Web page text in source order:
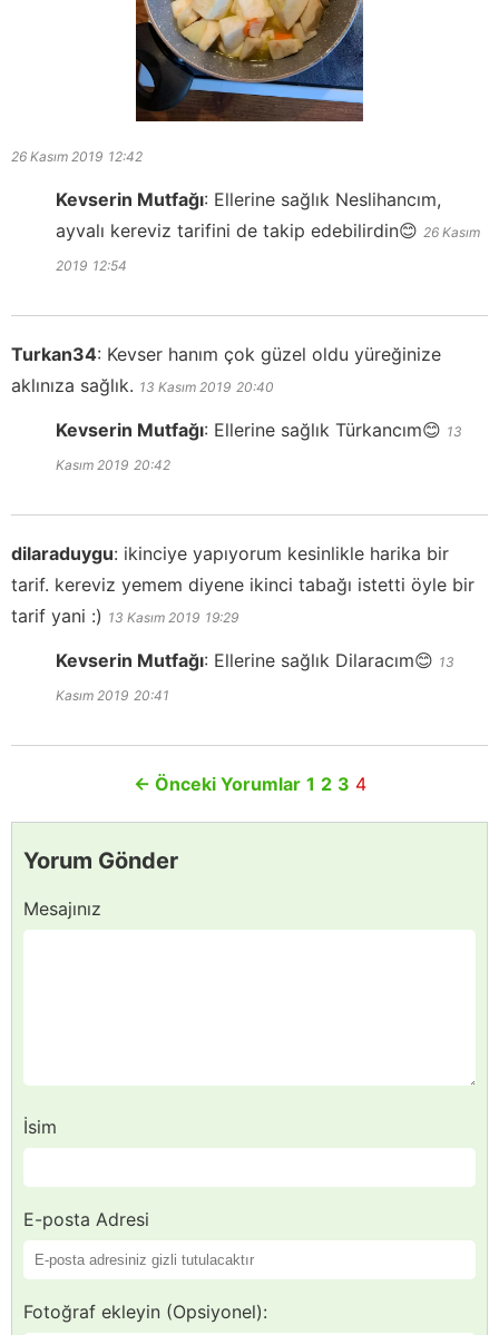
26 Kasım 2019 12:42
Kevserin Mutfağı: Ellerine sağlık Neslihancım,
ayvalı kereviz tarifini de takip edebilirdin😊 26 Kasım
2019 12:54
Turkan34: Kevser hanım çok güzel oldu yüreğinize
aklınıza sağlık. 13 Kasım 2019 20:40
Kevserin Mutfağı: Ellerine sağlık Türkancım😊 13
Kasım 2019 20:42
dilaraduygu: ikinciye yapıyorum kesinlikle harika bir
tarif. kereviz yemem diyene ikinci tabağı istetti öyle bir
tarif yani :) 13 Kasım 2019 19:29
Kevserin Mutfağı: Ellerine sağlık Dilaracım😊 13
Kasım 2019 20:41
← Önceki Yorumlar 1 2 3 4
Yorum Gönder
Mesajınız
İsim
E-posta Adresi
Fotoğraf ekleyin (Opsiyonel):